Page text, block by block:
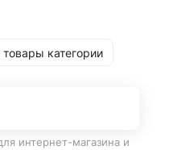
товары категории
интернет-магазина и